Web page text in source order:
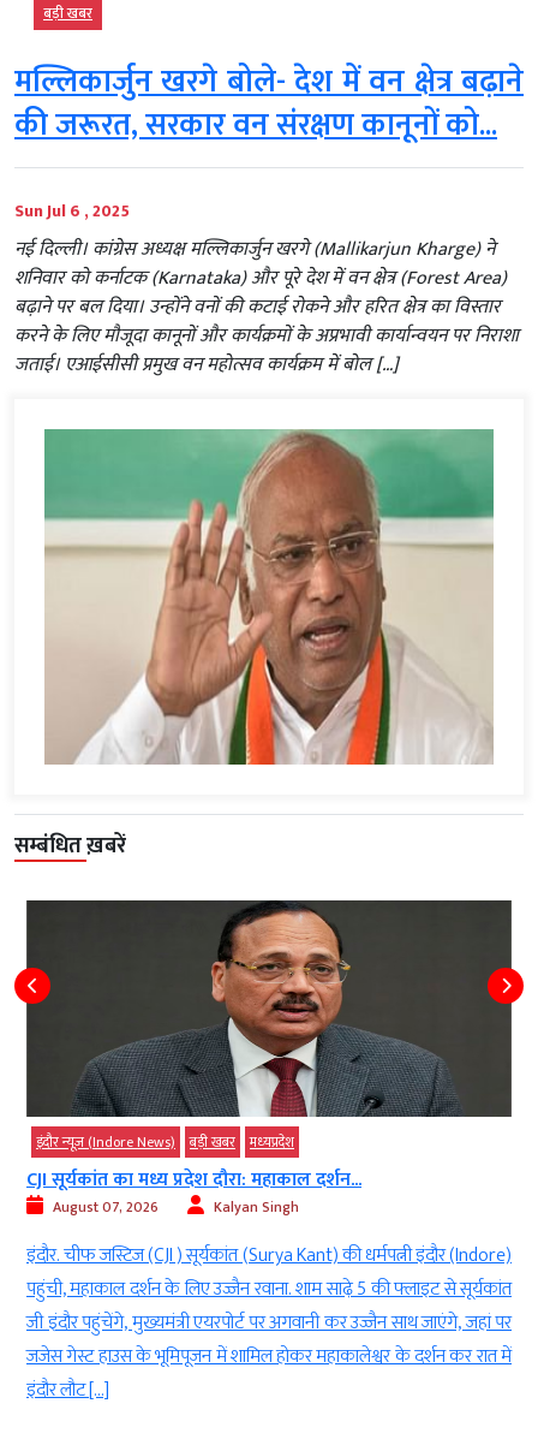
बड़ी खबर
मल्लिकार्जुन खरगे बोले- देश में वन क्षेत्र बढ़ाने
की जरूरत, सरकार वन संरक्षण कानूनों को...
Sun Jul 6 , 2025
नई दिल्ली। कांग्रेस अध्यक्ष मल्लिकार्जुन खरगे (Mallikarjun Kharge) ने
शनिवार को कर्नाटक (Karnataka) और पूरे देश में वन क्षेत्र (Forest Area)
बढ़ाने पर बल दिया। उन्होंने वनों की कटाई रोकने और हरित क्षेत्र का विस्तार
करने के लिए मौजूदा कानूनों और कार्यक्रमों के अप्रभावी कार्यान्वयन पर निराशा
जताई। एआईसीसी प्रमुख वन महोत्सव कार्यक्रम में बोल […]
सम्बंधित ख़बरें
इंदौर न्यूज़ (Indore News) बड़ी खबर मध्‍यप्रदेश
CJI सूर्यकांत का मध्य प्रदेश दौरा: महाकाल दर्शन...
August 07, 2026 Kalyan Singh
इंदौर. चीफ जस्टिज (CJI ) सूर्यकांत (Surya Kant) की धर्मपत्नी इंदौर (Indore)
पहुंची, महाकाल दर्शन के लिए उज्जैन रवाना. शाम साढ़े 5 की फ्लाइट से सूर्यकांत
जी इंदौर पहुंचेंगे, मुख्यमंत्री एयरपोर्ट पर अगवानी कर उज्जैन साथ जाएंगे, जहां पर
जजेस गेस्ट हाउस के भूमिपूजन में शामिल होकर महाकालेश्वर के दर्शन कर रात में
इंदौर लौट […]